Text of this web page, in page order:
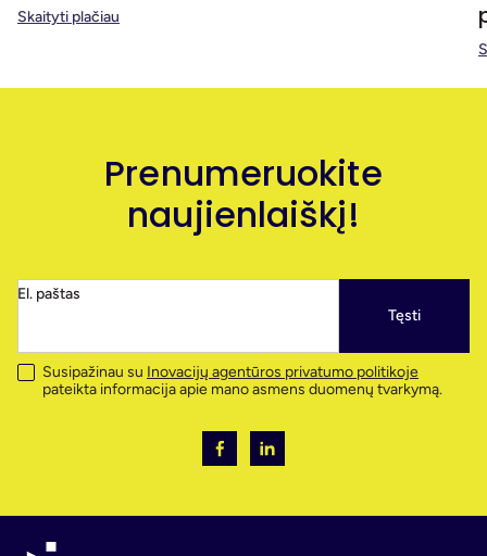
Skaityti plačiau
Prenumeruokite
naujienlaiškį!
El. paštas
Tęsti
Susipažinau su Inovacijų agentūros privatumo politikoje
pateikta informacija apie mano asmens duomenų tvarkymą.